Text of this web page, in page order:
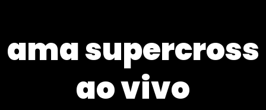
ama supercross
ao vivo